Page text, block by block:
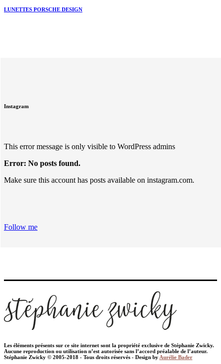
LUNETTES PORSCHE DESIGN
Instagram
This error message is only visible to WordPress admins
Error: No posts found.
Make sure this account has posts available on instagram.com.
Follow me
Les éléments présents sur ce site internet sont la propriété exclusive de Stéphanie Zwicky.
Aucune reproduction ou utilisation n’est autorisée sans l’accord préalable de l’auteur.
Stéphanie Zwicky © 2005-2018 - Tous droits réservés - Design by Aurélie Bader